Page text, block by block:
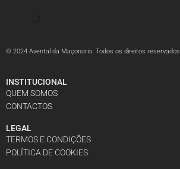
© 2024 Avental da Maçonaria. Todos os direitos reservados
INSTITUCIONAL
QUEM SOMOS
CONTACTOS
LEGAL
TERMOS E CONDIÇÕES
POLÍTICA DE COOKIES